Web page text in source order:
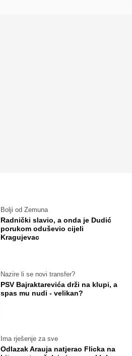
Bolji od Zemuna
Radnički slavio, a onda je Dudić
porukom oduševio cijeli
Kragujevac
Nazire li se novi transfer?
PSV Bajraktarevića drži na klupi, a
spas mu nudi - velikan?
Ima rješenje za sve
Odlazak Arauja natjerao Flicka na